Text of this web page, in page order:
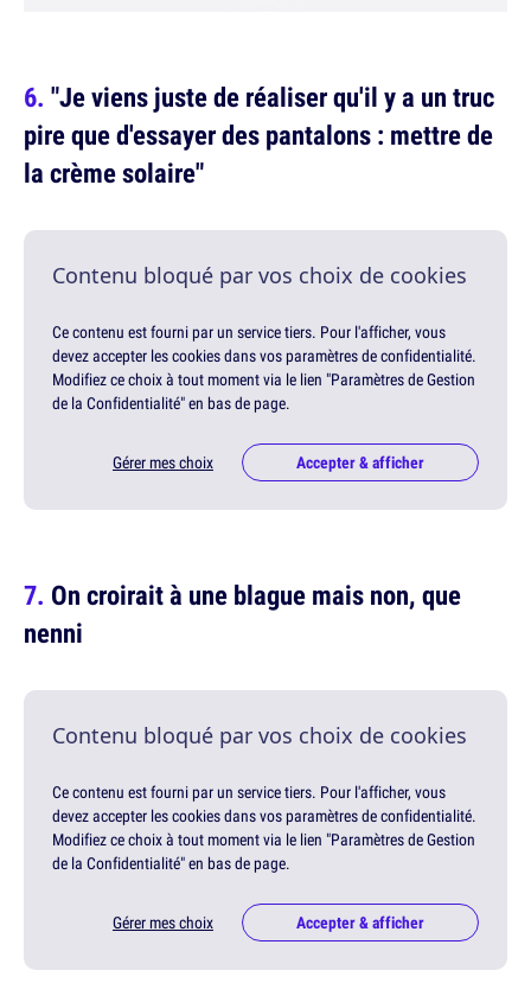
"Je viens juste de réaliser qu'il y a un truc
pire que d'essayer des pantalons : mettre de
la crème solaire"
Contenu bloqué par vos choix de cookies
Ce contenu est fourni par un service tiers. Pour l'afficher, vous
devez accepter les cookies dans vos paramètres de confidentialité.
Modifiez ce choix à tout moment via le lien "Paramètres de Gestion
de la Confidentialité" en bas de page.
Gérer mes choix Accepter & afficher
On croirait à une blague mais non, que
nenni
Contenu bloqué par vos choix de cookies
Ce contenu est fourni par un service tiers. Pour l'afficher, vous
devez accepter les cookies dans vos paramètres de confidentialité.
Modifiez ce choix à tout moment via le lien "Paramètres de Gestion
de la Confidentialité" en bas de page.
Gérer mes choix Accepter & afficher